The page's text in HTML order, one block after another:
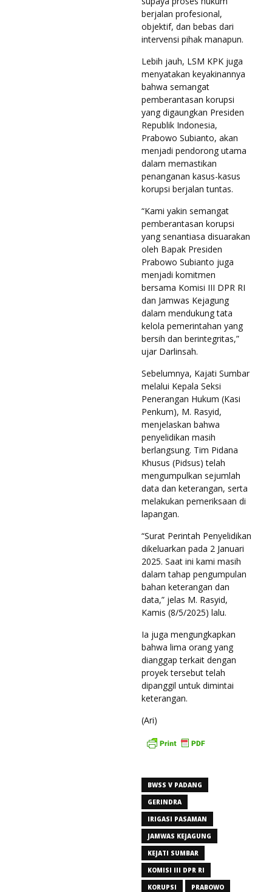
berjalan profesional,
objektif, dan bebas dari
intervensi pihak manapun.
Lebih jauh, LSM KPK juga
menyatakan keyakinannya
bahwa semangat
pemberantasan korupsi
yang digaungkan Presiden
Republik Indonesia,
Prabowo Subianto, akan
menjadi pendorong utama
dalam memastikan
penanganan kasus-kasus
korupsi berjalan tuntas.
“Kami yakin semangat
pemberantasan korupsi
yang senantiasa disuarakan
oleh Bapak Presiden
Prabowo Subianto juga
menjadi komitmen
bersama Komisi III DPR RI
dan Jamwas Kejagung
dalam mendukung tata
kelola pemerintahan yang
bersih dan berintegritas,”
ujar Darlinsah.
Sebelumnya, Kajati Sumbar
melalui Kepala Seksi
Penerangan Hukum (Kasi
Penkum), M. Rasyid,
menjelaskan bahwa
penyelidikan masih
berlangsung. Tim Pidana
Khusus (Pidsus) telah
mengumpulkan sejumlah
data dan keterangan, serta
melakukan pemeriksaan di
lapangan.
“Surat Perintah Penyelidikan
dikeluarkan pada 2 Januari
2025. Saat ini kami masih
dalam tahap pengumpulan
bahan keterangan dan
data,” jelas M. Rasyid,
Kamis (8/5/2025) lalu.
Ia juga mengungkapkan
bahwa lima orang yang
dianggap terkait dengan
proyek tersebut telah
dipanggil untuk dimintai
keterangan.
(Ari)
BWSS V PADANG
GERINDRA
IRIGASI PASAMAN
JAMWAS KEJAGUNG
KEJATI SUMBAR
KOMISI III DPR RI
KORUPSI
PRABOWO